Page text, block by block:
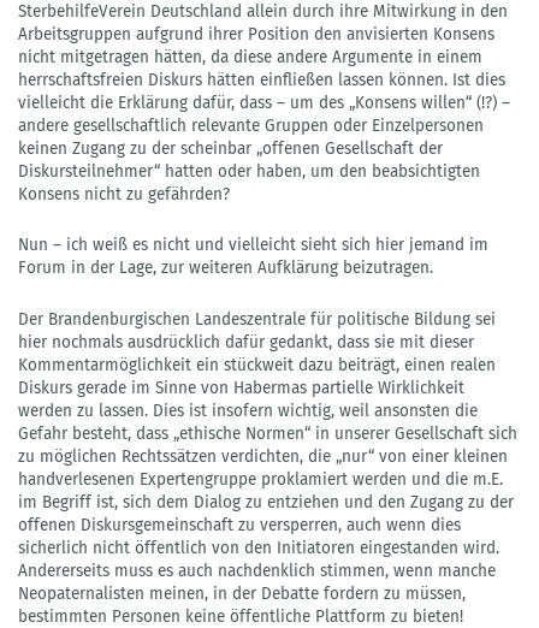
SterbehilfeVerein Deutschland allein durch ihre Mitwirkung in den
Arbeitsgruppen aufgrund ihrer Position den anvisierten Konsens
nicht mitgetragen hätten, da diese andere Argumente in einem
herrschaftsfreien Diskurs hätten einfließen lassen können. Ist dies
vielleicht die Erklärung dafür, dass – um des „Konsens willen“ (!?) –
andere gesellschaftlich relevante Gruppen oder Einzelpersonen
keinen Zugang zu der scheinbar „offenen Gesellschaft der
Diskursteilnehmer“ hatten oder haben, um den beabsichtigten
Konsens nicht zu gefährden?
Nun – ich weiß es nicht und vielleicht sieht sich hier jemand im
Forum in der Lage, zur weiteren Aufklärung beizutragen.
Der Brandenburgischen Landeszentrale für politische Bildung sei
hier nochmals ausdrücklich dafür gedankt, dass sie mit dieser
Kommentarmöglichkeit ein stückweit dazu beiträgt, einen realen
Diskurs gerade im Sinne von Habermas partielle Wirklichkeit
werden zu lassen. Dies ist insofern wichtig, weil ansonsten die
Gefahr besteht, dass „ethische Normen“ in unserer Gesellschaft sich
zu möglichen Rechtssätzen verdichten, die „nur“ von einer kleinen
handverlesenen Expertengruppe proklamiert werden und die m.E.
im Begriff ist, sich dem Dialog zu entziehen und den Zugang zu der
offenen Diskursgemeinschaft zu versperren, auch wenn dies
sicherlich nicht öffentlich von den Initiatoren eingestanden wird.
Andererseits muss es auch nachdenklich stimmen, wenn manche
Neopaternalisten meinen, in der Debatte fordern zu müssen,
bestimmten Personen keine öffentliche Plattform zu bieten!